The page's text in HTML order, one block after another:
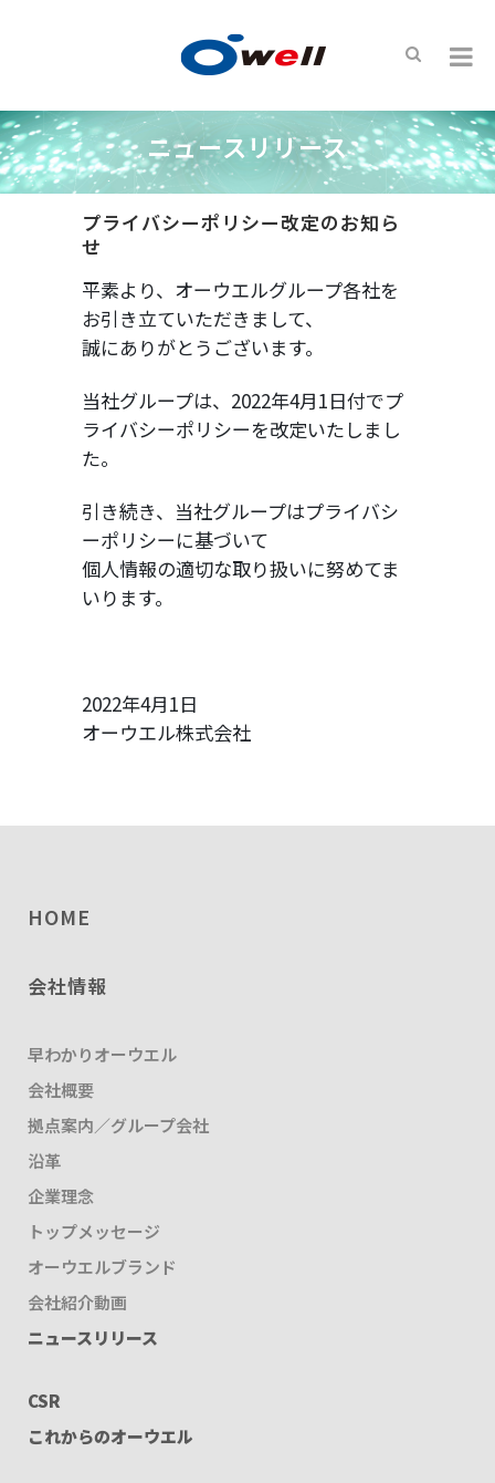
ニュースリリース
プライバシーポリシー改定のお知ら
せ
平素より、オーウエルグループ各社を
お引き立ていただきまして、
誠にありがとうございます。
当社グループは、2022年4月1日付でプ
ライバシーポリシーを改定いたしまし
た。
引き続き、当社グループはプライバシ
ーポリシーに基づいて
個人情報の適切な取り扱いに努めてま
いります。
2022年4月1日
オーウエル株式会社
HOME
会社情報
早わかりオーウエル
会社概要
拠点案内／グループ会社
沿革
企業理念
トップメッセージ
オーウエルブランド
会社紹介動画
ニュースリリース
CSR
これからのオーウエル